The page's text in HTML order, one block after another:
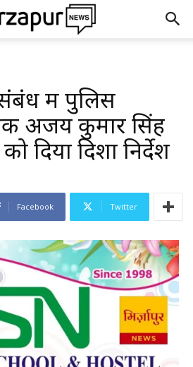
में पुलिस
अजय कुमार सिंह
दिया दिशा निर्देश
Facebook Twitter